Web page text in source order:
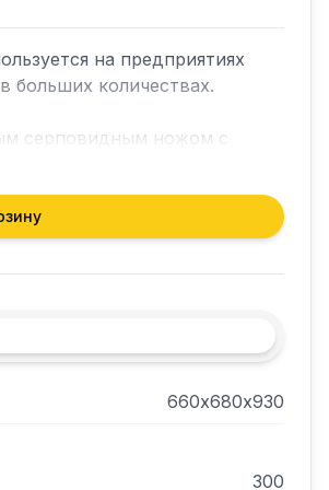
на предприятиях
больших количествах.
660х680х930
300